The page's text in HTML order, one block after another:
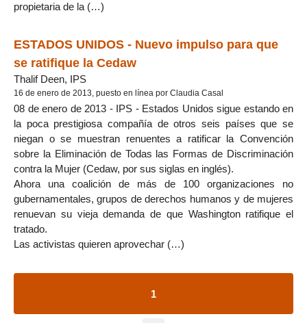
propietaria de la (…)
ESTADOS UNIDOS - Nuevo impulso para que
se ratifique la Cedaw
Thalif Deen, IPS
16 de enero de 2013, puesto en línea por Claudia Casal
08 de enero de 2013 - IPS - Estados Unidos sigue estando en
la poca prestigiosa compañía de otros seis países que se
niegan o se muestran renuentes a ratificar la Convención
sobre la Eliminación de Todas las Formas de Discriminación
contra la Mujer (Cedaw, por sus siglas en inglés).
Ahora una coalición de más de 100 organizaciones no
gubernamentales, grupos de derechos humanos y de mujeres
renuevan su vieja demanda de que Washington ratifique el
tratado.
Las activistas quieren aprovechar (…)
1